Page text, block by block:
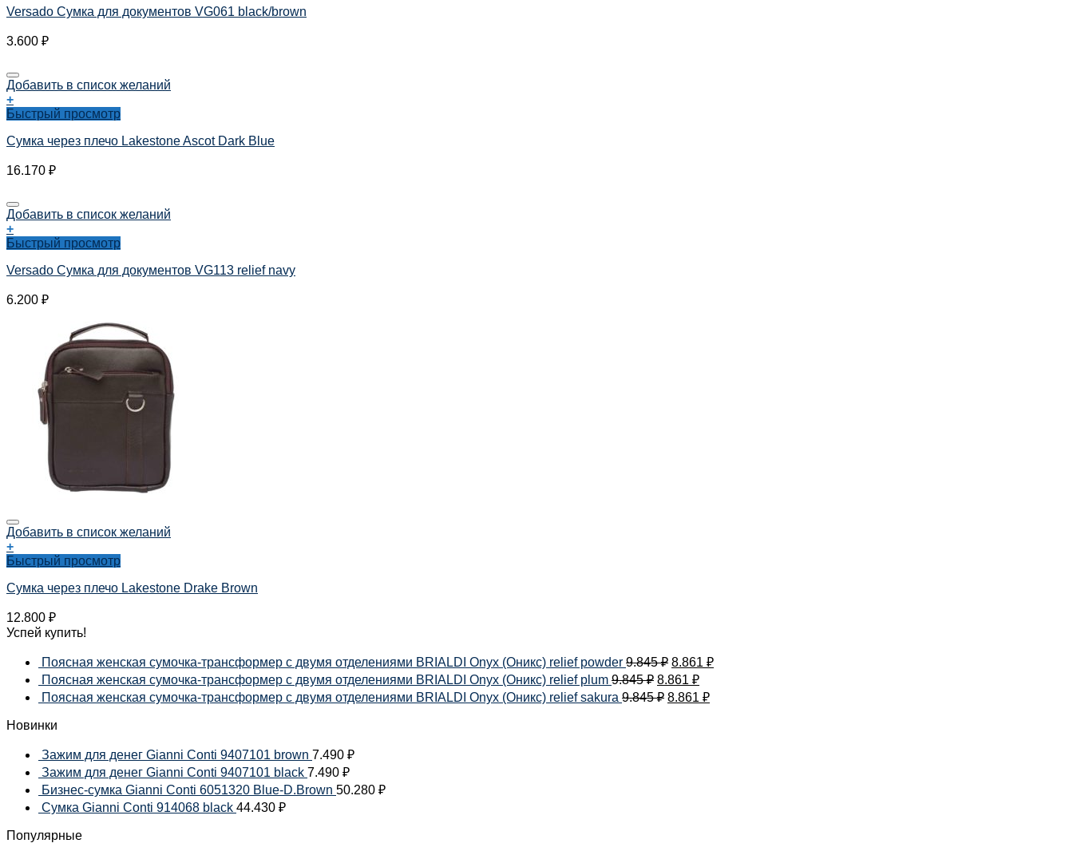
Versado Сумка для документов VG061 black/brown
3.600 ₽
Добавить в список желаний
+
Быстрый просмотр
Сумка через плечо Lakestone Ascot Dark Blue
16.170 ₽
Добавить в список желаний
+
Быстрый просмотр
Versado Сумка для документов VG113 relief navy
6.200 ₽
Добавить в список желаний
+
Быстрый просмотр
Сумка через плечо Lakestone Drake Brown
12.800 ₽
Успей купить!
Поясная женская сумочка-трансформер с двумя отделениями BRIALDI Onyx (Оникс) relief powder 9.845₽ 8.861 ₽
Поясная женская сумочка-трансформер с двумя отделениями BRIALDI Onyx (Оникс) relief plum 9.845₽ 8.861 ₽
Поясная женская сумочка-трансформер с двумя отделениями BRIALDI Onyx (Оникс) relief sakura 9.845₽ 8.861 ₽
Новинки
Зажим для денег Gianni Conti 9407101 brown 7.490 ₽
Зажим для денег Gianni Conti 9407101 black 7.490 ₽
Бизнес-сумка Gianni Conti 6051320 Blue-D.Brown 50.280 ₽
Сумка Gianni Conti 914068 black 44.430 ₽
Популярные